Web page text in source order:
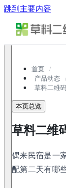
跳到主要内容
首页
产品动态
草料二维
本页总览
草料二维
偶来民宿是一
配第二天有哪